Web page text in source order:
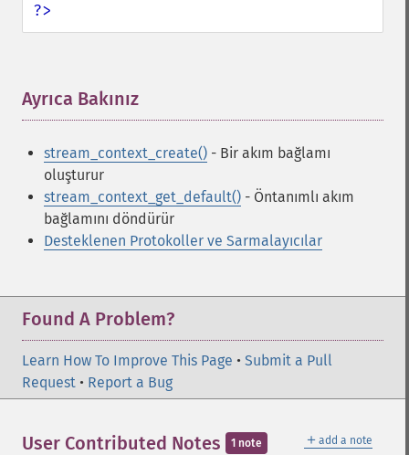
?>
Ayrıca Bakınız
stream_context_create() - Bir akım bağlamı
oluşturur
stream_context_get_default() - Öntanımlı akım
bağlamını döndürür
Desteklenen Protokoller ve Sarmalayıcılar
Found A Problem?
Learn How To Improve This Page • Submit a Pull
Request • Report a Bug
＋ add a note
User Contributed Notes 1 note